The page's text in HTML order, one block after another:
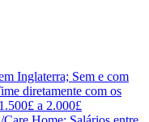
Inglaterra; Sem e com
diretamente com os
a 2.000£